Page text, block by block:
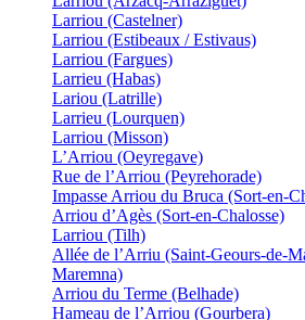
Larriou (Castelner)
Larriou (Estibeaux / Estivaus)
Larriou (Fargues)
Larrieu (Habas)
Lariou (Latrille)
Larrieu (Lourquen)
Larriou (Misson)
L’Arriou (Oeyregave)
Rue de l’Arriou (Peyrehorade)
Impasse Arriou du Bruca (Sort-en-
Arriou d’Agès (Sort-en-Chalosse)
Larriou (Tilh)
Allée de l’Arriu (Saint-Geours-de-
Maremna)
Arriou du Terme (Belhade)
Hameau de l’Arriou (Gourbera)